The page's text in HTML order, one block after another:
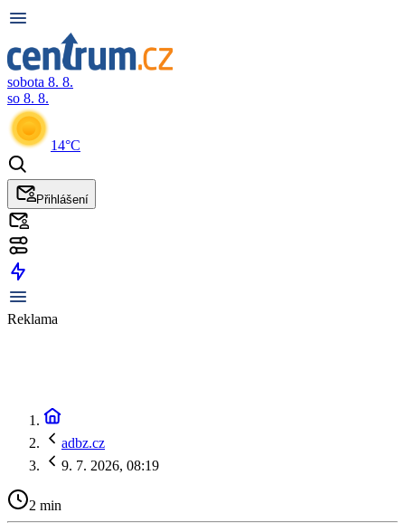
sobota 8. 8.
so 8. 8.
14°C
Přihlášení
Reklama
adbz.cz
9. 7. 2026, 08:19
2 min